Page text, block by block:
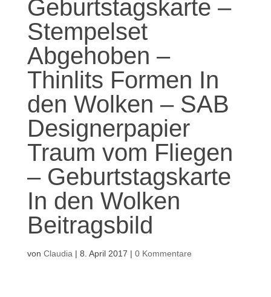
Geburtstagskarte –
Stempelset
Abgehoben –
Thinlits Formen In
den Wolken – SAB
Designerpapier
Traum vom Fliegen
– Geburtstagskarte
In den Wolken
Beitragsbild
von Claudia | 8. April 2017 | 0 Kommentare